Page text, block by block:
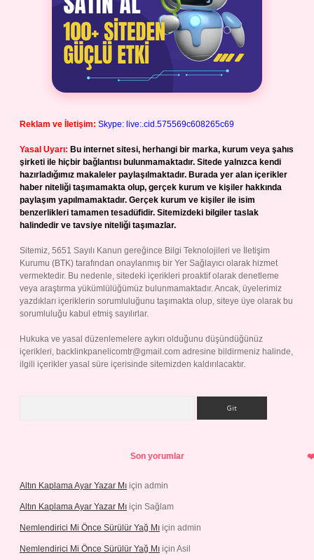
Reklam ve İletişim: Skype: live:.cid.575569c608265c69
Yasal Uyarı: Bu internet sitesi, herhangi bir marka, kurum veya şahıs
şirketi ile hiçbir bağlantısı bulunmamaktadır. Sitede yalnızca kendi
hazırladığımız makaleler paylaşılmaktadır. Burada yer alan içerikler
haber niteliği taşımamakta olup, gerçek kurum ve kişiler hakkında
paylaşım yapılmamaktadır. Gerçek kurum ve kişiler ile isim
benzerlikleri tamamen tesadüfidir. Sitemizdeki bilgiler taslak
halindedir ve tavsiye niteliği taşımazlar.
Sitemiz, 5651 Sayılı Kanun gereğince Bilgi Teknolojileri ve İletişim
Kurumu (BTK) tarafından onaylanmış bir Yer Sağlayıcı olarak hizmet
vermektedir. Bu nedenle, sitedeki içerikleri proaktif olarak denetleme
veya araştırma yükümlülüğümüz bulunmamaktadır. Ancak, üyelerimiz
yazdıkları içeriklerin sorumluluğunu taşımakta olup, siteye üye olarak bu
sorumluluğu kabul etmiş sayılırlar.
Hukuka ve yasal düzenlemelere aykırı olduğunu düşündüğünüz
içerikleri, backlinkpanelicomtr@gmail.com adresine bildirmeniz halinde,
ilgili içerikler yasal süre içerisinde sitemizden kaldırılacaktır.
Son yorumlar
Altın Kaplama Ayar Yazar Mı için admin
Altın Kaplama Ayar Yazar Mı için Sağlam
Nemlendirici Mi Önce Sürülür Yağ Mı için admin
Nemlendirici Mi Önce Sürülür Yağ Mı için Asil